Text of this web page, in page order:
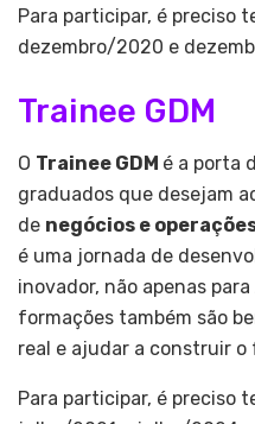
Para participar, é preciso
dezembro/2020 e
Trainee GDM
O Trainee GDM é a porta
graduados que desejam
de negócios e
é uma jornada de
inovador, não apenas
formações também são
real e ajudar a construir
Para participar, é preciso